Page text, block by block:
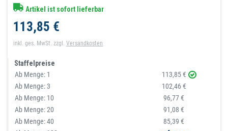
Artikel ist sofort lieferbar
113,85 €
inkl. ges. MwSt. zzgl.Versandkosten
Staffelpreise
Ab Menge: 1
113,85 €
Ab Menge:3
102,46 €
Ab Menge: 10
96,77 €
Ab Menge:20
91,08 €
Ab Menge:40
85,39 €